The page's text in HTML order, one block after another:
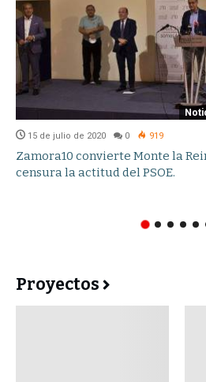
15 de julio de 2020 0 919
Zamora10 convierte Monte la
censura la actitud del PSOE.
Proyectos